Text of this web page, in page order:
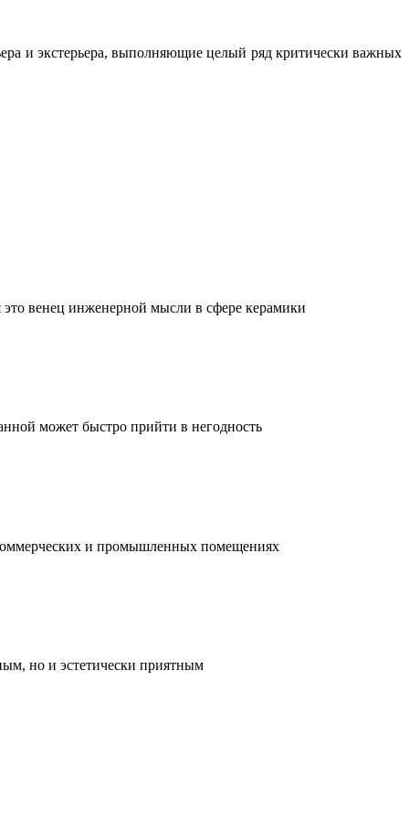
и экстерьера, выполняющие целый ряд критически важных
венец инженерной мысли в сфере керамики
может быстро прийти в негодность
и промышленных помещениях
но и эстетически приятным